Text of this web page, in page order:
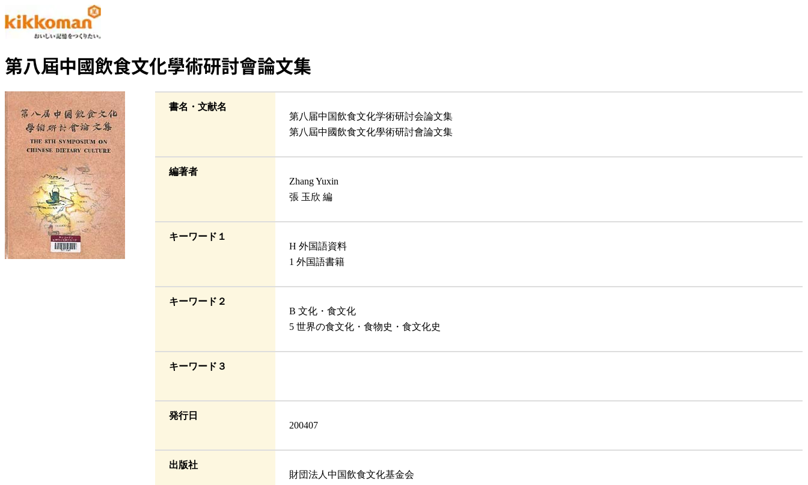
第八屆中國飲食文化學術研討會論文集
書名・文献名
第八届中国飲食文化学術研討会論文集
第八屆中國飲食文化學術研討會論文集
編著者
Zhang Yuxin
張 玉欣 編
キーワード１
H 外国語資料
1 外国語書籍
キーワード２
B 文化・食文化
5 世界の食文化・食物史・食文化史
キーワード３
発行日
200407
出版社
財団法人中国飲食文化基金会